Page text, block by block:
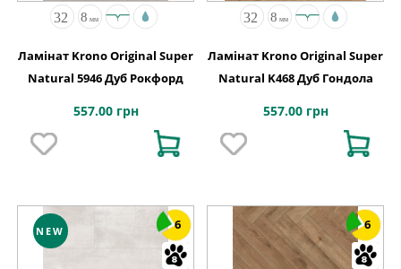
Ламінат Krono Original Super
Natural 5946 Дуб Рокфорд
557.00 грн
Ламінат Krono Original Super
Natural K468 Дуб Гондола
557.00 грн
NEW 6 6